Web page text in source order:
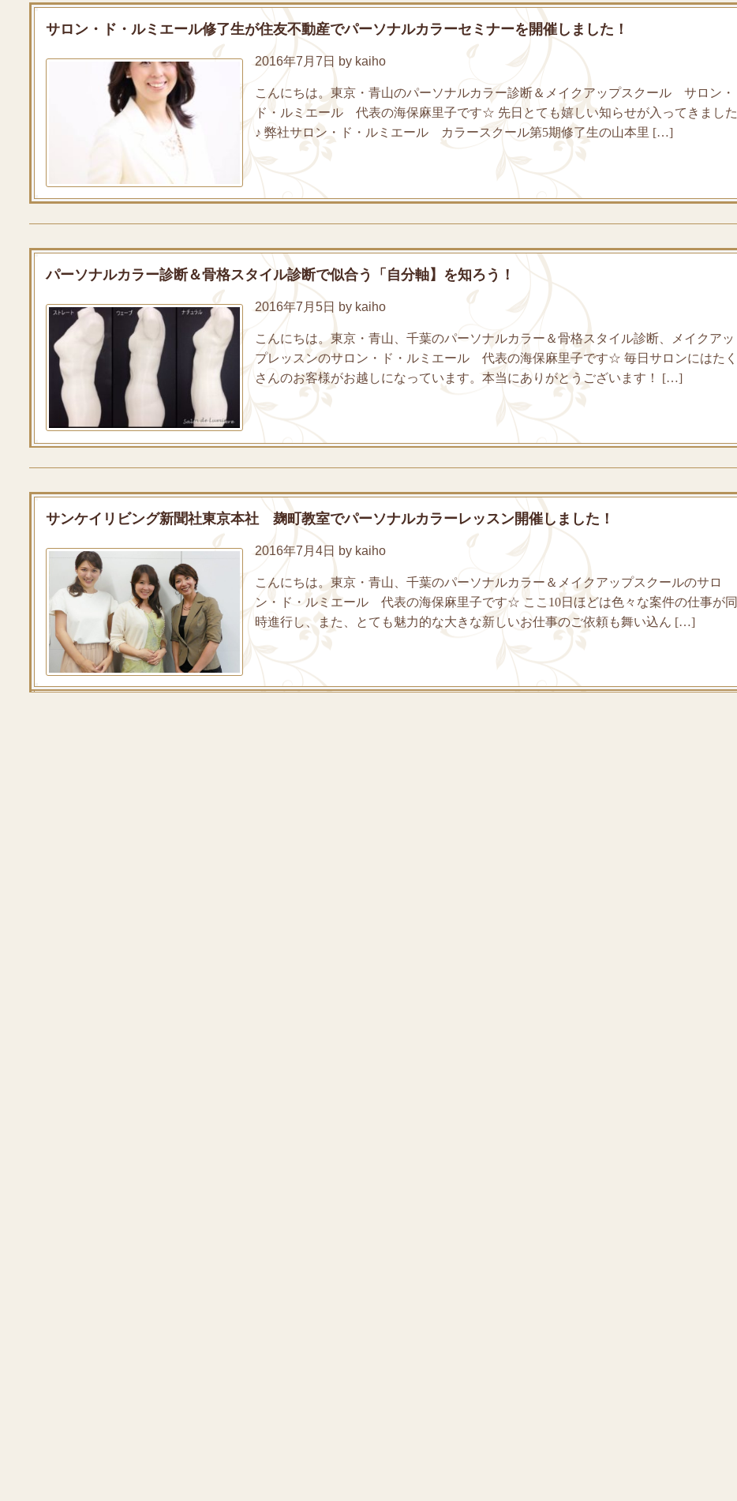
サロン・ド・ルミエール修了生が住友不動産でパーソナルカラーセミナーを開催しました！
2016年7月7日 by kaiho
こんにちは。東京・青山のパーソナルカラー診断＆メイクアップスクール サロン・
ド・ルミエール 代表の海保麻里子です☆ 先日とても嬉しい知らせが入ってきました
♪ 弊社サロン・ド・ルミエール カラースクール第5期修了生の山本里 […]
パーソナルカラー診断＆骨格スタイル診断で似合う「自分軸】を知ろう！
2016年7月5日 by kaiho
こんにちは。東京・青山、千葉のパーソナルカラー＆骨格スタイル診断、メイクアッ
プレッスンのサロン・ド・ルミエール 代表の海保麻里子です☆ 毎日サロンにはたく
さんのお客様がお越しになっています。本当にありがとうございます！ […]
サンケイリビング新聞社東京本社 麹町教室でパーソナルカラーレッスン開催しました！
2016年7月4日 by kaiho
こんにちは。東京・青山、千葉のパーソナルカラー＆メイクアップスクールのサロ
ン・ド・ルミエール 代表の海保麻里子です☆ ここ10日ほどは色々な案件の仕事が同
時進行し、また、とても魅力的な大きな新しいお仕事のご依頼も舞い込ん […]